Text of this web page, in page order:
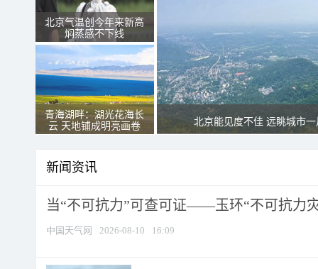
北京气温创今年来新高
焖蒸感不下线
青海湖畔：湖光花海长
云 天地铺成明亮画卷
北京能见度不佳 远眺城市
新闻资讯
当“不可抗力”可查可证——玉环“不可抗力
中国天气网 2026-08-10 16:09